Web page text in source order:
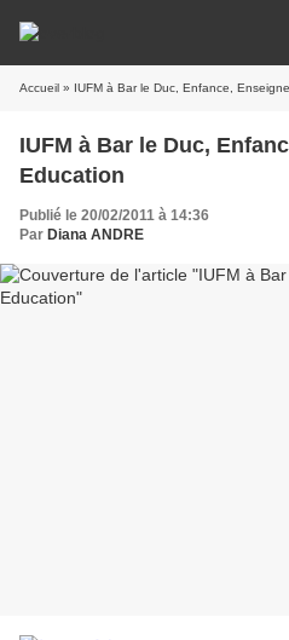
Accueil » IUFM à Bar le Duc, Enfance,
IUFM à Bar le Duc,
Education
Publié le 20/02/2011 à 14:36
Par Diana ANDRE